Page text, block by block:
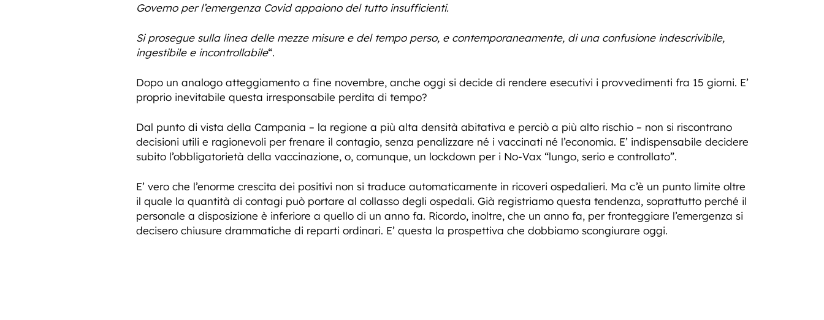
Governo per l’emergenza Covid appaiono del tutto insufficienti.
Si prosegue sulla linea delle mezze misure e del tempo perso, e contemporaneamente, di una confusione indescrivibile,
ingestibile e incontrollabile“.
Dopo un analogo atteggiamento a fine novembre, anche oggi si decide di rendere esecutivi i provvedimenti fra 15 giorni. E’
proprio inevitabile questa irresponsabile perdita di tempo?
Dal punto di vista della Campania – la regione a più alta densità abitativa e perciò a più alto rischio – non si riscontrano
decisioni utili e ragionevoli per frenare il contagio, senza penalizzare né i vaccinati né l’economia. E’ indispensabile decidere
subito l’obbligatorietà della vaccinazione, o, comunque, un lockdown per i No-Vax “lungo, serio e controllato”.
E’ vero che l’enorme crescita dei positivi non si traduce automaticamente in ricoveri ospedalieri. Ma c’è un punto limite oltre
il quale la quantità di contagi può portare al collasso degli ospedali. Già registriamo questa tendenza, soprattutto perché il
personale a disposizione è inferiore a quello di un anno fa. Ricordo, inoltre, che un anno fa, per fronteggiare l’emergenza si
decisero chiusure drammatiche di reparti ordinari. E’ questa la prospettiva che dobbiamo scongiurare oggi.